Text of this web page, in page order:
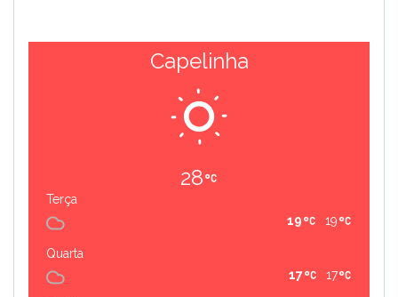
Capelinha
28
Terça
19
19
Quarta
17
17